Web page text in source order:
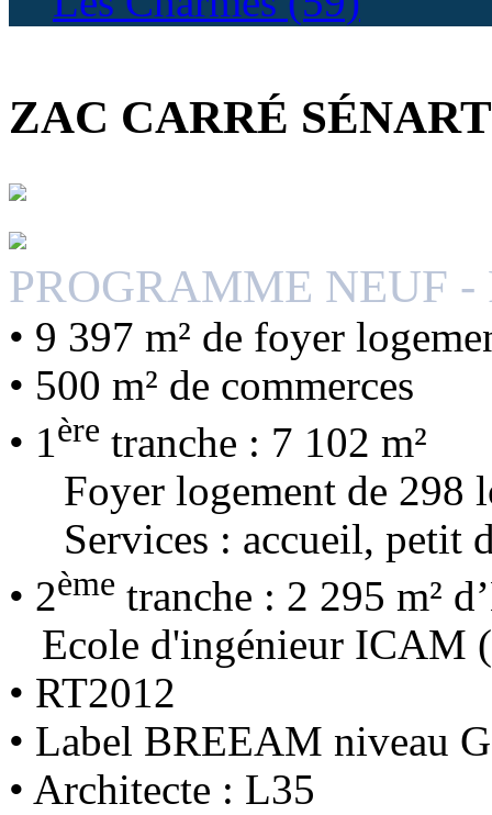
ZAC CARRÉ
PROGRAMME NEUF
• 9 397 m² de foyer
• 500 m² de commerces
• 1ère tranche : 7 102 m²
Foyer logement de 298
Services : accueil, petit
• 2ème tranche : 2 295 m²
Ecole d'ingénieur ICAM
• RT2012
• Label BREEAM niveau
• Architecte : L35